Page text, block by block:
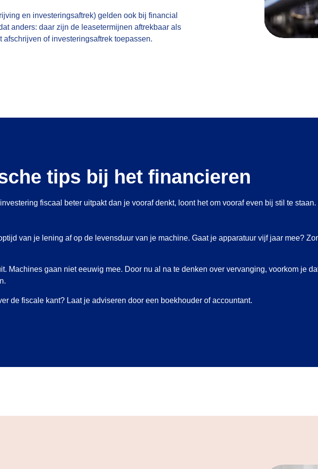
en investeringsaftrek) gelden ook bij financial
anders: daar zijn de leasetermijnen aftrekbaar als
afschrijven of investeringsaftrek toepassen.
tips bij het financieren
fiscaal beter uitpakt dan je vooraf denkt, loont het om vooraf even bij stil te
van je lening af op de levensduur van je machine. Gaat je apparatuur vijf jaar mee?
Machines gaan niet eeuwig mee. Door nu al na te denken over vervanging, voorkom je
de fiscale kant? Laat je adviseren door een boekhouder of accountant.